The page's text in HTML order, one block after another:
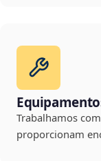
Trabalhamos
proporcionam